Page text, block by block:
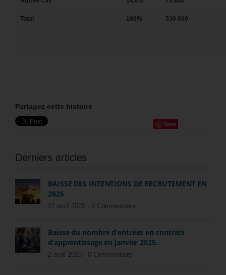
Total 100% 530 000
Partagez cette histoire
Save
Derniers articles
BAISSE DES INTENTIONS DE RECRUTEMENT EN
2025
12 avril 2025 - 0 Commentaire
Baisse du nombre d’entrées en contrats
d’apprentissage en janvier 2025.
2 avril 2025 - 0 Commentaire